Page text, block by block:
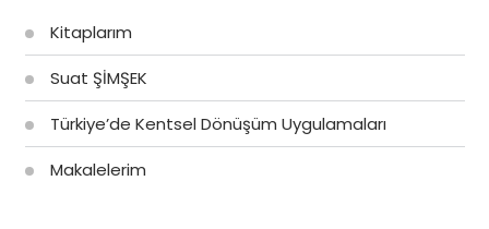
Kitaplarım
Suat ŞİMŞEK
Türkiye’de Kentsel Dönüşüm Uygulamaları
Makalelerim